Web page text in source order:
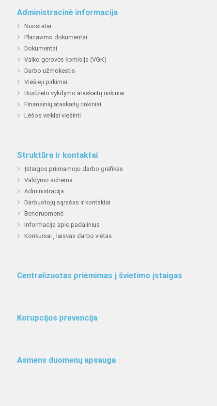
Administracinė informacija
Nuostatai
Planavimo dokumentai
Dokumentai
Vaiko gerovės komisija (VGK)
Darbo užmokestis
Viešieji pirkimai
Biudžeto vykdymo ataskaitų rinkiniai
Finansinių ataskaitų rinkiniai
Lėšos veiklai viešinti
Struktūra ir kontaktai
Įstaigos priimamojo darbo grafikas
Valdymo schema
Administracija
Darbuotojų sąrašas ir kontaktai
Bendruomenė
Informacija apie padalinius
Konkursai į laisvas darbo vietas
Centralizuotas priėmimas į švietimo įstaigas
Korupcijos prevencija
Asmens duomenų apsauga